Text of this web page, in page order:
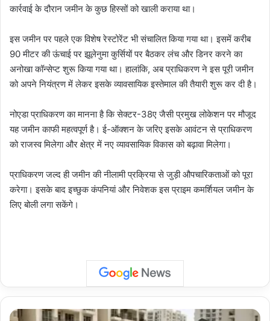
कार्रवाई के दौरान जमीन के कुछ हिस्सों को खाली कराया था।
इस जमीन पर पहले एक विशेष रेस्टोरेंट भी संचालित किया गया था। इसमें करीब
90 मीटर की ऊंचाई पर झूलेनुमा कुर्सियों पर बैठकर लंच और डिनर करने का
अनोखा कॉन्सेप्ट शुरू किया गया था। हालांकि, अब प्राधिकरण ने इस पूरी जमीन
को अपने नियंत्रण में लेकर इसके व्यावसायिक इस्तेमाल की तैयारी शुरू कर दी है।
नोएडा प्राधिकरण का मानना है कि सेक्टर-38ए जैसी प्रमुख लोकेशन पर मौजूद
यह जमीन काफी महत्वपूर्ण है। ई-ऑक्शन के जरिए इसके आवंटन से प्राधिकरण
को राजस्व मिलेगा और क्षेत्र में नए व्यावसायिक विकास को बढ़ावा मिलेगा।
प्राधिकरण जल्द ही जमीन की नीलामी प्रक्रिया से जुड़ी औपचारिकताओं को पूरा
करेगा। इसके बाद इच्छुक कंपनियां और निवेशक इस प्राइम कमर्शियल जमीन के
लिए बोली लगा सकेंगे।
Noida